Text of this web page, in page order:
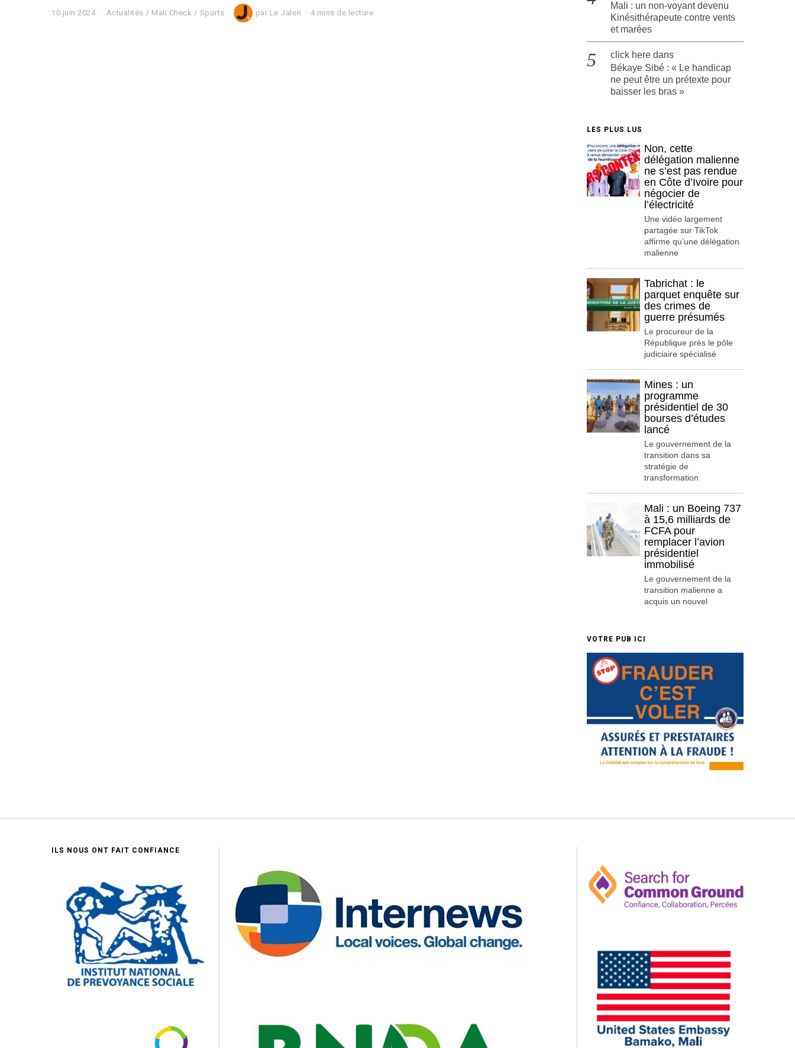
10 juin 2024 Actualités / Mali Check / Sports par Le Jalon 4 mins de lecture
Mali : un non-voyant devenu
Kinésithérapeute contre vents
et marées
click here dans
Békaye Sibé : « Le handicap
ne peut être un prétexte pour
baisser les bras »
LES PLUS LUS
Non, cette
délégation malienne
ne s’est pas rendue
en Côte d’Ivoire pour
négocier de
l’électricité
Une vidéo largement
partagée sur TikTok
affirme qu’une délégation
malienne
Tabrichat : le
parquet enquête sur
des crimes de
guerre présumés
Le procureur de la
République près le pôle
judiciaire spécialisé
Mines : un
programme
présidentiel de 30
bourses d’études
lancé
Le gouvernement de la
transition dans sa
stratégie de
transformation
Mali : un Boeing 737
à 15,6 milliards de
FCFA pour
remplacer l’avion
présidentiel
immobilisé
Le gouvernement de la
transition malienne a
acquis un nouvel
VOTRE PUB ICI
ILS NOUS ONT FAIT CONFIANCE